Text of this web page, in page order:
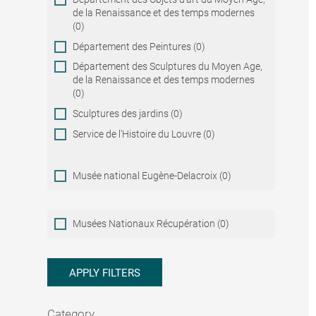
de la Renaissance et des temps modernes
(0)
Département des Peintures (0)
Département des Sculptures du Moyen Age,
de la Renaissance et des temps modernes
(0)
Sculptures des jardins (0)
Service de l'Histoire du Louvre (0)
Musée national Eugène-Delacroix (0)
Musées
Nationaux
Musées Nationaux Récupération (0)
APPLY FILTERS